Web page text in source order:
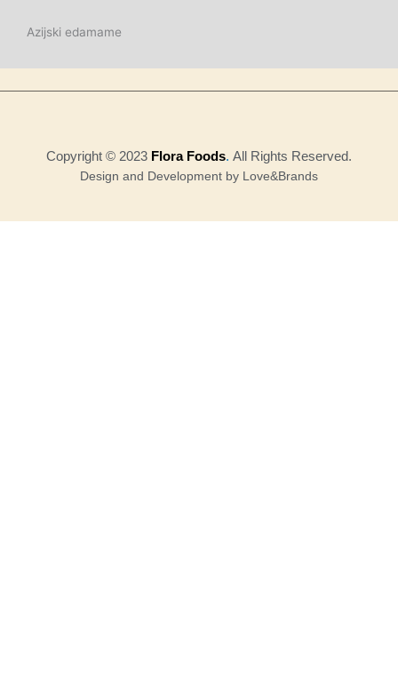
Azijski edamame
Copyright © 2023 Flora Foods. All Rights Reserved.
Design and Development by Love&Brands